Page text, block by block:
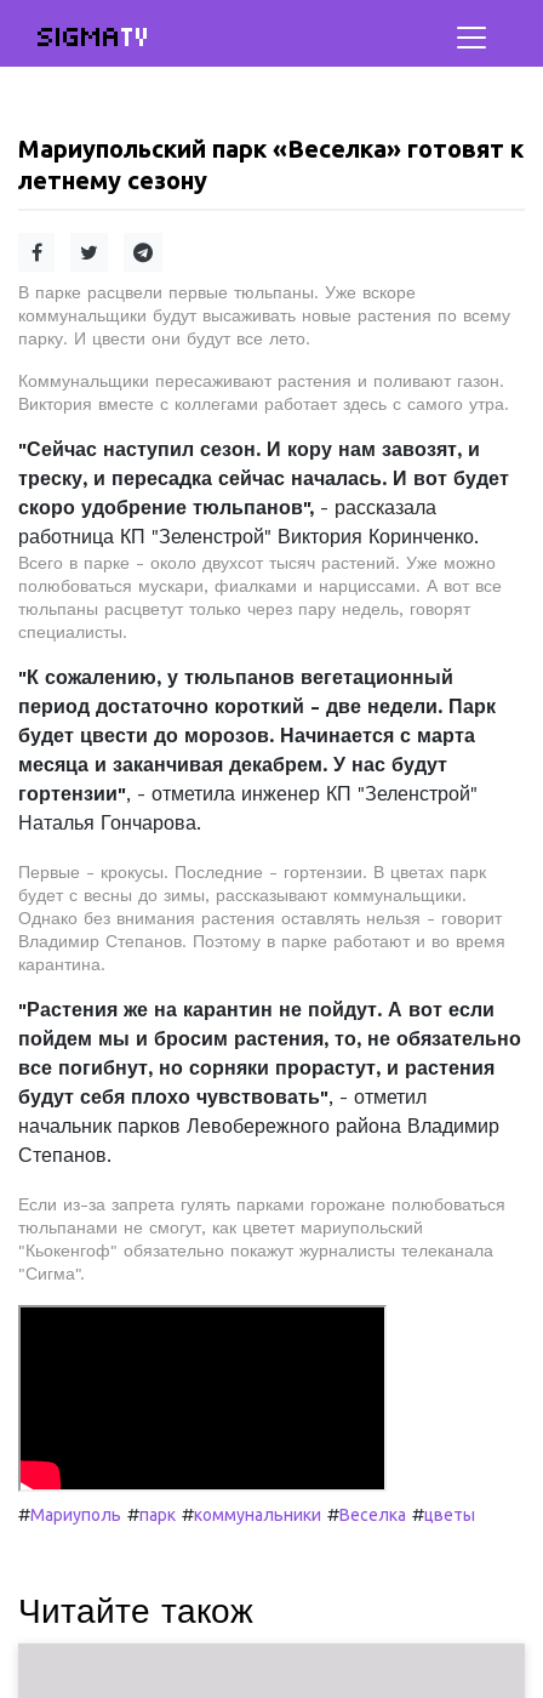
SIGMATV
Мариупольский парк «Веселка» готовят к
летнему сезону
В парке расцвели первые тюльпаны. Уже вскоре
коммунальщики будут высаживать новые растения по всему
парку. И цвести они будут все лето.
Коммунальщики пересаживают растения и поливают газон.
Виктория вместе с коллегами работает здесь с самого утра.
"Сейчас наступил сезон. И кору нам завозят, и
треску, и пересадка сейчас началась. И вот будет
скоро удобрение тюльпанов", - рассказала
работница КП "Зеленстрой" Виктория Коринченко.
Всего в парке - около двухсот тысяч растений. Уже можно
полюбоваться мускари, фиалками и нарциссами. А вот все
тюльпаны расцветут только через пару недель, говорят
специалисты.
"К сожалению, у тюльпанов вегетационный
период достаточно короткий - две недели. Парк
будет цвести до морозов. Начинается с марта
месяца и заканчивая декабрем. У нас будут
гортензии", - отметила инженер КП "Зеленстрой"
Наталья Гончарова.
Первые - крокусы. Последние - гортензии. В цветах парк
будет с весны до зимы, рассказывают коммунальщики.
Однако без внимания растения оставлять нельзя - говорит
Владимир Степанов. Поэтому в парке работают и во время
карантина.
"Растения же на карантин не пойдут. А вот если
пойдем мы и бросим растения, то, не обязательно
все погибнут, но сорняки прорастут, и растения
будут себя плохо чувствовать", - отметил
начальник парков Левобережного района Владимир
Степанов.
Если из-за запрета гулять парками горожане полюбоваться
тюльпанами не смогут, как цветет мариупольский
"Кьокенгоф" обязательно покажут журналисты телеканала
"Сигма".
#Мариуполь #парк #коммунальники #Веселка #цветы
Читайте також